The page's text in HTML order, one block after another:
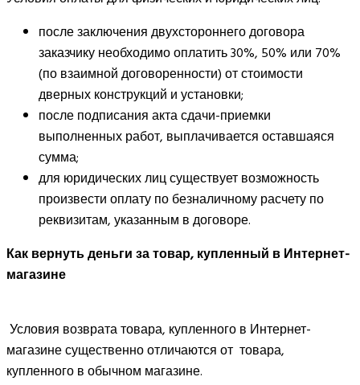
после заключения двухстороннего договора
заказчику необходимо оплатить 30%, 50% или 70%
(по взаимной договоренности) от стоимости
дверных конструкций и установки;
после подписания акта сдачи-приемки
выполненных работ, выплачивается оставшаяся
сумма;
для юридических лиц существует возможность
произвести оплату по безналичному расчету по
реквизитам, указанным в договоре.
Как вернуть деньги за товар, купленный в Интернет-
магазине
Условия возврата товара, купленного в Интернет-
магазине существенно отличаются от товара,
купленного в обычном магазине.